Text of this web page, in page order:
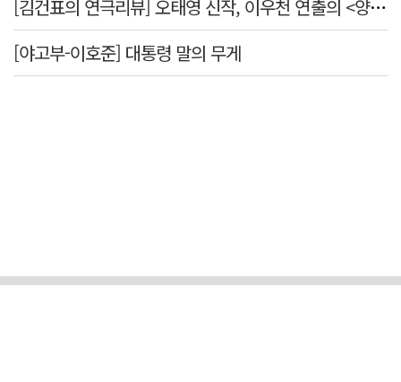
[김건표의 연극리뷰] 오태영 신작, 이우천 연출의 <양은 양순하다>"국민을 온순한 양으로 길들이는 전체주의적 정치의 알레고리"
[야고부-이호준] 대통령 말의 무게